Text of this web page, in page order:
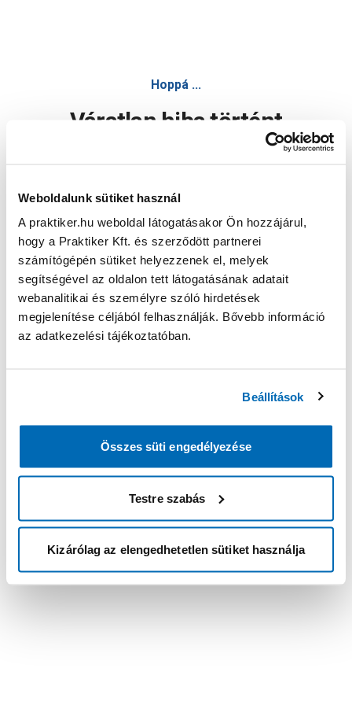
Weboldalunk sütiket használ
A praktiker.hu weboldal látogatásakor Ön hozzájárul,
hogy a Praktiker Kft. és szerződött partnerei
számítógépén sütiket helyezzenek el, melyek
segítségével az oldalon tett látogatásának adatait
webanalitikai és személyre szóló hirdetések
megjelenítése céljából felhasználják. Bővebb információ
az adatkezelési tájékoztatóban.
Beállítások
Összes süti engedélyezése
Testre szabás
Kizárólag az elengedhetetlen sütiket használja
Hoppá ...
Váratlan hiba történt
Oldal újratöltése